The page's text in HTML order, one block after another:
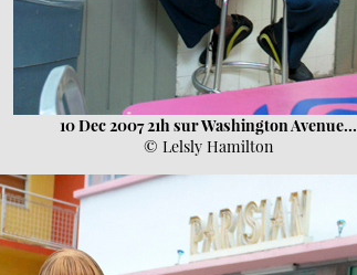
10 Dec 2007 21h sur Washington Avenue...
© Lelsly Hamilton